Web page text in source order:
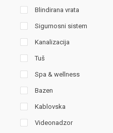
Blindirana vrata
Sigurnosni sistem
Kanalizacija
Tuš
Spa & wellness
Bazen
Kablovska
Videonadzor